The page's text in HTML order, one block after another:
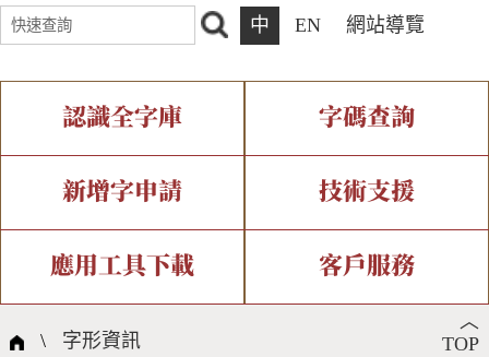
中 EN 網站導覽
認識全字庫
全字庫介紹 全字庫現況
中文碼介紹 專有名詞介紹
國際字碼相關組織
字碼查詢
IDS查詢 部件查詢
複合查詢 注音查詢
筆畫查詢
新增字申請
新字申請處理流程
技術支援
字形即時顯示 造字解決方案
全字庫授權 轉碼Web Service
應用工具下載
個人電腦造字處理工具
客戶服務
問題集
︿
TOP
\ 字形資訊